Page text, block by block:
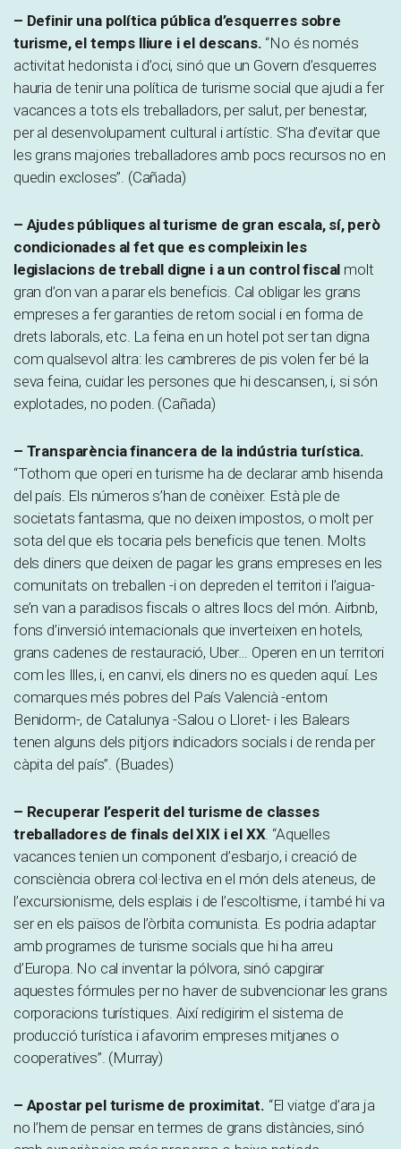
– Definir una política pública d’esquerres sobre
turisme, el temps lliure i el descans. “No és només
activitat hedonista i d’oci, sinó que un Govern d’esquerres
hauria de tenir una política de turisme social que ajudi a fer
vacances a tots els treballadors, per salut, per benestar,
per al desenvolupament cultural i artístic. S’ha d’evitar que
les grans majories treballadores amb pocs recursos no en
quedin excloses”. (Cañada)
– Ajudes públiques al turisme de gran escala, sí, però
condicionades al fet que es compleixin les
legislacions de treball digne i a un control fiscal molt
gran d’on van a parar els beneficis. Cal obligar les grans
empreses a fer garanties de retorn social i en forma de
drets laborals, etc. La feina en un hotel pot ser tan digna
com qualsevol altra: les cambreres de pis volen fer bé la
seva feina, cuidar les persones que hi descansen, i, si són
explotades, no poden. (Cañada)
– Transparència financera de la indústria turística.
“Tothom que operi en turisme ha de declarar amb hisenda
del país. Els números s’han de conèixer. Està ple de
societats fantasma, que no deixen impostos, o molt per
sota del que els tocaria pels beneficis que tenen. Molts
dels diners que deixen de pagar les grans empreses en les
comunitats on treballen -i on depreden el territori i l’aigua-
se’n van a paradisos fiscals o altres llocs del món. Airbnb,
fons d’inversió internacionals que inverteixen en hotels,
grans cadenes de restauració, Uber… Operen en un territori
com les Illes, i, en canvi, els diners no es queden aquí. Les
comarques més pobres del País Valencià -entorn
Benidorm-, de Catalunya -Salou o Lloret- i les Balears
tenen alguns dels pitjors indicadors socials i de renda per
càpita del país”. (Buades)
– Recuperar l’esperit del turisme de classes
treballadores de finals del XIX i el XX. “Aquelles
vacances tenien un component d’esbarjo, i creació de
consciència obrera col·lectiva en el món dels ateneus, de
l’excursionisme, dels esplais i de l’escoltisme, i també hi va
ser en els països de l’òrbita comunista. Es podria adaptar
amb programes de turisme socials que hi ha arreu
d’Europa. No cal inventar la pólvora, sinó capgirar
aquestes fórmules per no haver de subvencionar les grans
corporacions turístiques. Així redigirim el sistema de
producció turística i afavorim empreses mitjanes o
cooperatives”. (Murray)
– Apostar pel turisme de proximitat. “El viatge d’ara ja
no l’hem de pensar en termes de grans distàncies, sinó